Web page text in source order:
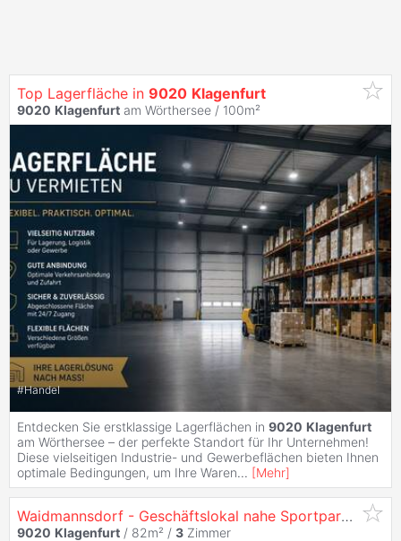
Top Lagerfläche in 9020 Klagenfurt
9020 Klagenfurt am Wörthersee / 100m²
#Handel
Entdecken Sie erstklassige Lagerflächen in 9020 Klagenfurt
am Wörthersee – der perfekte Standort für Ihr Unternehmen!
Diese vielseitigen Industrie- und Gewerbeflächen bieten Ihnen
optimale Bedingungen, um Ihre Waren... [Mehr]
Waidmannsdorf - Geschäftslokal nahe Sportpark
9020 Klagenfurt / 82m² / 3 Zimmer